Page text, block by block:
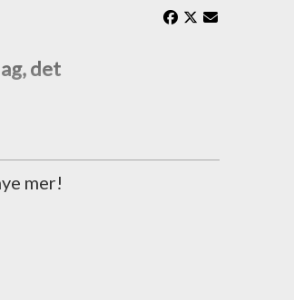
det
mer!